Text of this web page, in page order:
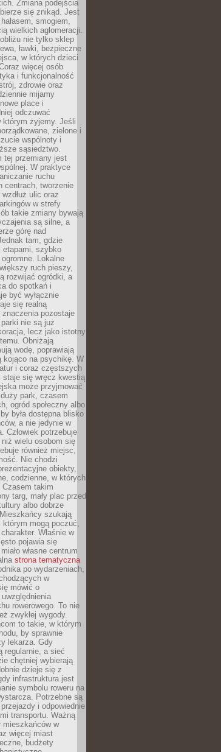
Zmiana podejścia
się znikąd. Jest
smogiem,
wielkich aglomeracji.
nie tylko sklep
ławki, bezpieczne
w których dzieci
więcej osób
i funkcjonalność
zdrowie oraz
mijamy
place i
odczuwać
którym żyjemy. Jeśli
zielone i
wspólnoty i
sąsiedztwo.
tej przemiany jest
W praktyce
ruchu
centrach, tworzenie
ulic oraz
w strefy
takie zmiany bywają
są silne, a
górę nad
tam, gdzie
etapami, szybko
Lokalne
ruch pieszy,
rozwijać ogródki, a
do spotkań i
być wyłącznie
się realną
pozostaje
nie są już
lecz jako istotny
Obniżają
wodę, poprawiają
kojąco na psychikę. W
i coraz częstszych
staje się wręcz kwestią
może przyjmować
park, czasem
ogród społeczny albo
była dostępna blisko
a nie jedynie w
Człowiek potrzebuje
wielu osobom się
również miejsc,
Nie chodzi
obiekty,
codzienne, w których
takim
targ, mały plac przed
albo dobrze
szukają
którym mogą poczuć,
Właśnie w
pojawia się
własne centrum
strona tematyczna
po wydarzeniach,
w
mówić o
rowerowego. To nie
zwykłej wygody.
to takie, w którym
by sprawnie
lekarza. Gdy
regularnie, a sieć
chętniej wybierają
dzieje się z
infrastruktura jest
symbolu roweru na
Potrzebne są
i odpowiednie
transportu. Ważną
mieszkańców w
więcej miast
budżety